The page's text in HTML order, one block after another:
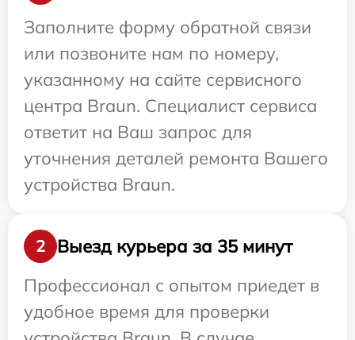
Заполните форму обратной связи
или позвоните нам по номеру,
указанному на сайте сервисного
центра Braun. Специалист сервиса
ответит на Ваш запрос для
уточнения деталей ремонта Вашего
устройства Braun.
2
Выезд курьера за 35 минут
Профессионал с опытом приедет в
удобное время для проверки